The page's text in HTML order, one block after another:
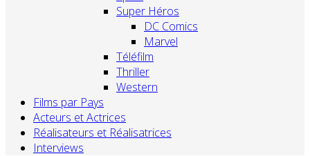
Super Héros
DC Comics
Marvel
Téléfilm
Thriller
Western
Films par Pays
Acteurs et Actrices
Réalisateurs et Réalisatrices
Interviews